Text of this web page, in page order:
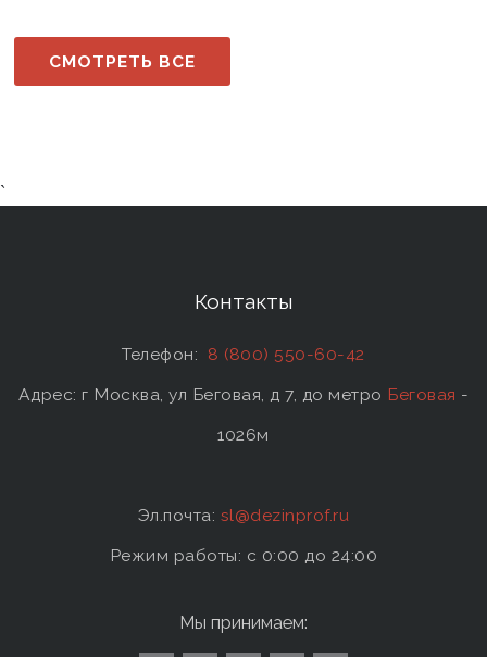
СМОТРЕТЬ ВСЕ
`
Контакты
Телефон: 8 (800) 550-60-42
Адрес: г Москва, ул Беговая, д 7, до метро Беговая -
1026м
Эл.почта: sl@dezinprof.ru
Режим работы: c 0:00 до 24:00
Мы принимаем: